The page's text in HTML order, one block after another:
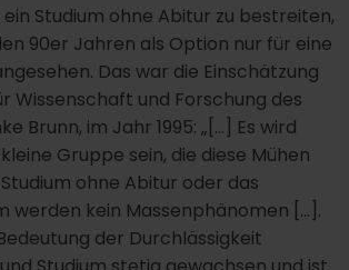
ein Studium ohne Abitur zu bestreiten,
90er Jahren als Option nur für eine
Das war die Einschätzung
Wissenschaft und Forschung des
Brunn, im Jahr 1995: „[…] Es wird
Gruppe sein, die diese Mühen
ohne Abitur oder das
werden kein Massenphänomen […].
der Durchlässigkeit